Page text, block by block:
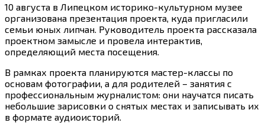
10 августа в Липецком историко-культурном музее
организована презентация проекта, куда пригласили
семьи юных липчан. Руководитель проекта рассказала
проектном замысле и провела интерактив,
определяющий места посещения.
В рамках проекта планируются мастер-классы по
основам фотографии, а для родителей – занятия с
профессиональным журналистом: они научатся писать
небольшие зарисовки о снятых местах и записывать их
в формате аудиоисторий.